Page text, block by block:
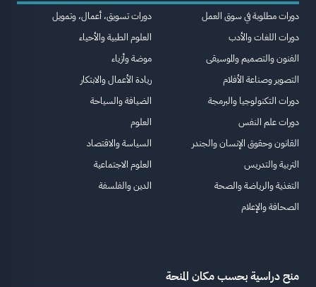
دورات مطلوبة في سوق العمل
دورات اللغات والأدب
الفنون والتصميم والموسيقى
التصوير وصناعة الأفلام
دورات التكنولوجيا والبرمجة
دورات علم النفس
القانون وحقوق الإنسان والجندر
التربية والتدريس
التغذية والرياضة والصحة
الصحافة والإعلام
دورات تسويق، أعمال، وتمويل
العلوم الطبية والأحياء
موضة وأزياء
ريادة الأعمال والابتكار
الضيافة والسياحة
العلوم
السياسة والاقتصاد
العلوم الاجتماعية
الدين والفلسفة
منح دراسية بحسب مكان المنحة